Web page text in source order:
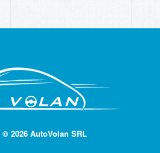
2026 AutoVolan SRL